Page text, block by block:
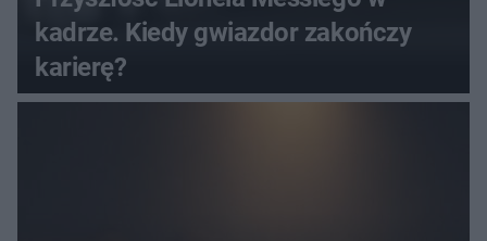
kadrze. Kiedy gwiazdor zakończy
karierę?